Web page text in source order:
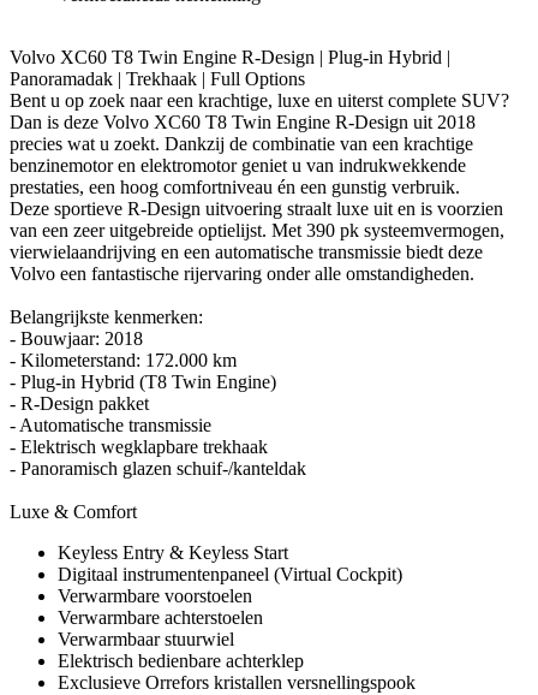
Volvo XC60 T8 Twin Engine R-Design | Plug-in Hybrid |
Panoramadak | Trekhaak | Full Options
Bent u op zoek naar een krachtige, luxe en uiterst complete SUV?
Dan is deze Volvo XC60 T8 Twin Engine R-Design uit 2018
precies wat u zoekt. Dankzij de combinatie van een krachtige
benzinemotor en elektromotor geniet u van indrukwekkende
prestaties, een hoog comfortniveau én een gunstig verbruik.
Deze sportieve R-Design uitvoering straalt luxe uit en is voorzien
van een zeer uitgebreide optielijst. Met 390 pk systeemvermogen,
vierwielaandrijving en een automatische transmissie biedt deze
Volvo een fantastische rijervaring onder alle omstandigheden.
Belangrijkste kenmerken:
- Bouwjaar: 2018
- Kilometerstand: 172.000 km
- Plug-in Hybrid (T8 Twin Engine)
- R-Design pakket
- Automatische transmissie
- Elektrisch wegklapbare trekhaak
- Panoramisch glazen schuif-/kanteldak
Luxe & Comfort
Keyless Entry & Keyless Start
Digitaal instrumentenpaneel (Virtual Cockpit)
Verwarmbare voorstoelen
Verwarmbare achterstoelen
Verwarmbaar stuurwiel
Elektrisch bedienbare achterklep
Exclusieve Orrefors kristallen versnellingspook